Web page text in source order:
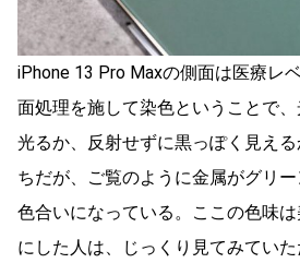
iPhone 13 Pro Maxの側面は医療レ
面処理を施して染色ということで
光るか、反射せずに黒っぽく見え
ちだが、ご覧のように金属がグリ
色合いになっている。ここの色味
にした人は、じっくり見てみていた